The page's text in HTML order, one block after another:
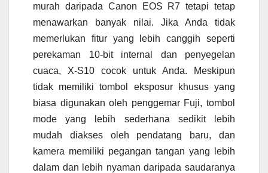
murah daripada Canon EOS R7 tetapi tetap
menawarkan banyak nilai. Jika Anda tidak
memerlukan fitur yang lebih canggih seperti
perekaman 10-bit internal dan penyegelan
cuaca, X-S10 cocok untuk Anda. Meskipun
tidak memiliki tombol eksposur khusus yang
biasa digunakan oleh penggemar Fuji, tombol
mode yang lebih sederhana sedikit lebih
mudah diakses oleh pendatang baru, dan
kamera memiliki pegangan tangan yang lebih
dalam dan lebih nyaman daripada saudaranya